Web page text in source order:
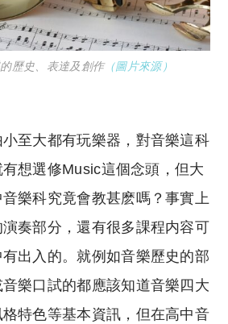
歷史、表達及創作（圖片來源）
至大都有玩樂器，對音樂這科
想選修Music這個念頭，但大
樂科究竟會教甚麽嗎？事實上
奏部分，還有很多課程内容可
出入的。就例如音樂歷史的部
樂口試的都應該知道音樂四大
特色等基本資訊，但在高中音